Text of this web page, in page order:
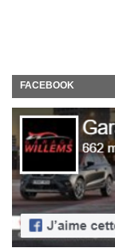
FACEBOOK